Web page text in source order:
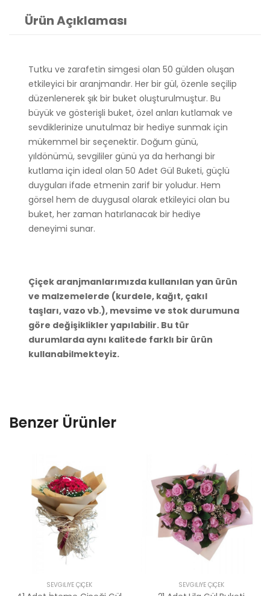
Ürün Açıklaması
Tutku ve zarafetin simgesi olan 50 gülden oluşan
etkileyici bir aranjmandır. Her bir gül, özenle seçilip
düzenlenerek şık bir buket oluşturulmuştur. Bu
büyük ve gösterişli buket, özel anları kutlamak ve
sevdiklerinize unutulmaz bir hediye sunmak için
mükemmel bir seçenektir. Doğum günü,
yıldönümü, sevgililer günü ya da herhangi bir
kutlama için ideal olan 50 Adet Gül Buketi, güçlü
duyguları ifade etmenin zarif bir yoludur. Hem
görsel hem de duygusal olarak etkileyici olan bu
buket, her zaman hatırlanacak bir hediye
deneyimi sunar.
Çiçek aranjmanlarımızda kullanılan yan ürün
ve malzemelerde (kurdele, kağıt, çakıl
taşları, vazo vb.), mevsime ve stok durumuna
göre değişiklikler yapılabilir. Bu tür
durumlarda aynı kalitede farklı bir ürün
kullanabilmekteyiz.
Benzer Ürünler
SEVGILIYE ÇIÇEK SEVGILIYE ÇIÇEK